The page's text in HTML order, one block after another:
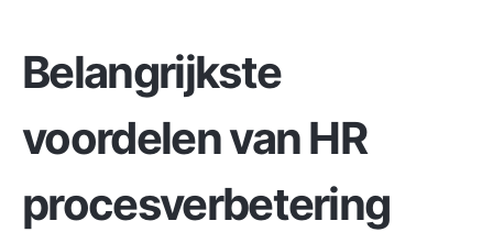
Belangrijkste
voordelen van HR
procesverbetering